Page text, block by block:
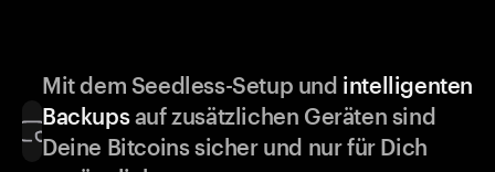
Mit dem Seedless-Setup und intelligenten
Backupsauf zusätzlichen Geräten sind
Deine Bitcoins sicher und nur für Dich